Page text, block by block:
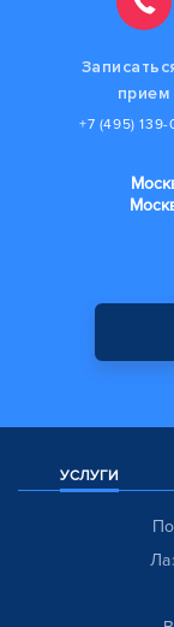
прием
+7 (495) 139-
УСЛУГИ